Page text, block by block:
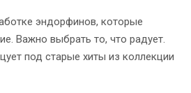
эндорфинов, которые
Важно выбрать то, что радует.
под старые хиты из коллекции